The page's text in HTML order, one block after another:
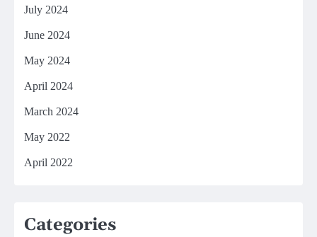
July 2024
June 2024
May 2024
April 2024
March 2024
May 2022
April 2022
Categories